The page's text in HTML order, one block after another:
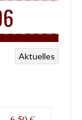
Aktuelles